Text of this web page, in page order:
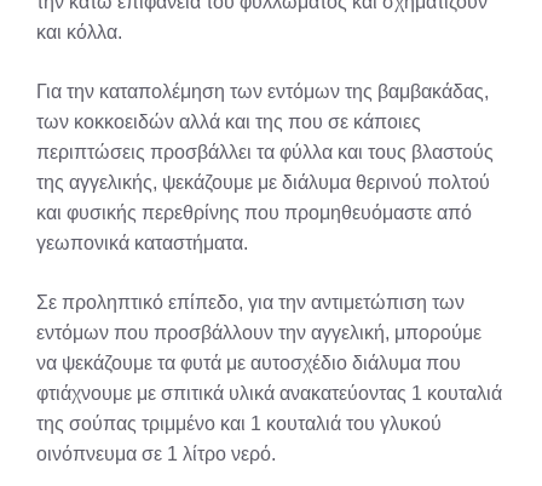
και κόλλα.
Για την καταπολέμηση των εντόμων της βαμβακάδας,
των κοκκοειδών αλλά και της που σε κάποιες
περιπτώσεις προσβάλλει τα φύλλα και τους βλαστούς
της αγγελικής, ψεκάζουμε με διάλυμα θερινού πολτού
και φυσικής περεθρίνης που προμηθευόμαστε από
γεωπονικά καταστήματα.
Σε προληπτικό επίπεδο, για την αντιμετώπιση των
εντόμων που προσβάλλουν την αγγελική, μπορούμε
να ψεκάζουμε τα φυτά με αυτοσχέδιο διάλυμα που
φτιάχνουμε με σπιτικά υλικά ανακατεύοντας 1 κουταλιά
της σούπας τριμμένο και 1 κουταλιά του γλυκού
οινόπνευμα σε 1 λίτρο νερό.